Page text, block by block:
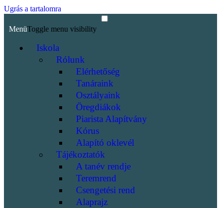
Ugrás a tartalomra
MenüToggle menu visibility
Iskola
Rólunk
Elérhetőség
Tanáraink
Osztályaink
Öregdiákok
Piarista Alapítvány
Kórus
Alapító oklevél
Tájékoztatók
A tanév rendje
Teremrend
Csengetési rend
Alaprajz